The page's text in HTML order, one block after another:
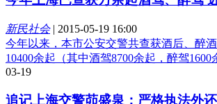
新民社会| 2015-05-19 16:00
今年以来，本市公安交警共查获酒后、醉
10400余起（其中酒驾8700余起，醉驾1600
03-19
追记上海交警茆盛泉：严格执法外